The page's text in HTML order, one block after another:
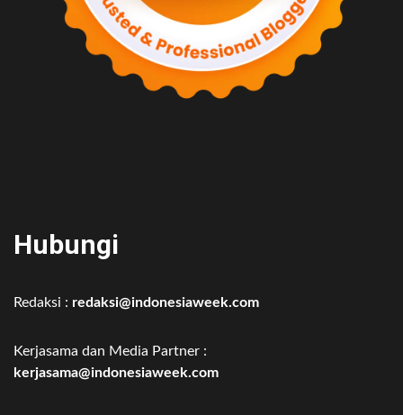
Hubungi
Redaksi : redaksi@indonesiaweek.com
Kerjasama dan Media Partner :
kerjasama@indonesiaweek.com